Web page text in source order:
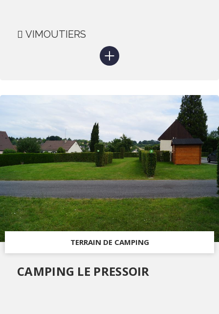
VIMOUTIERS
TERRAIN DE CAMPING
CAMPING LE PRESSOIR